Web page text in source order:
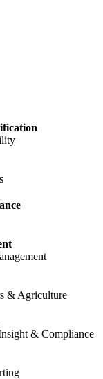
& Agriculture
& Compliance